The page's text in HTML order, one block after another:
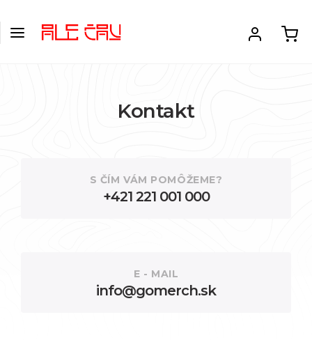
Kontakt
S ČÍM VÁM POMÔŽEME?
+421 221 001 000
E - MAIL
info@gomerch.sk